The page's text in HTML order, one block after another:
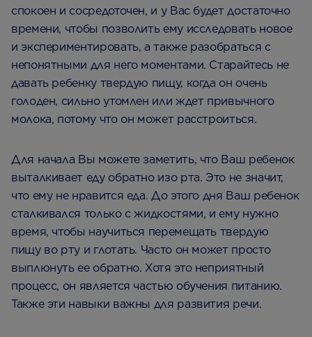
спокоен и сосредоточен, и у Вас будет достаточно
времени, чтобы позволить ему исследовать новое
и экспериментировать, а также разобраться с
непонятными для него моментами. Старайтесь не
давать ребенку твердую пищу, когда он очень
голоден, сильно утомлен или ждет привычного
молока, потому что он может расстроиться.
Для начала Вы можете заметить, что Ваш ребенок
выталкивает еду обратно изо рта. Это не значит,
что ему не нравится еда. До этого дня Ваш ребенок
сталкивался только с жидкостями, и ему нужно
время, чтобы научиться перемещать твердую
пищу во рту и глотать. Часто он может просто
выплюнуть ее обратно. Хотя это неприятный
процесс, он является частью обучения питанию.
Также эти навыки важны для развития речи.